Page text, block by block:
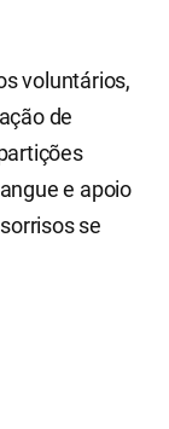
voluntários,
de
e apoio
se